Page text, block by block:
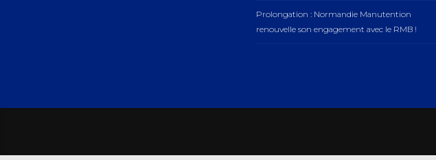
Prolongation : Normandie Manutention
renouvelle son engagement avec le RMB !